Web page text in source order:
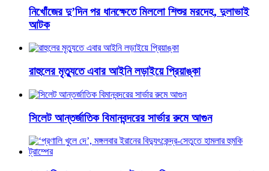
নিখোঁজের দু’দিন পর ধানক্ষেতে মিললো শিশুর মরদেহ, দুলাভাই
আটক
রাহুলের মৃত্যুতে এবার আইনি লড়াইয়ে প্রিয়াঙ্কা
সিলেট আন্তর্জাতিক বিমানবন্দরের সার্ভার রুমে আগুন